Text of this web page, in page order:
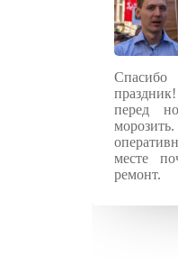
перед
месте
ремонт.